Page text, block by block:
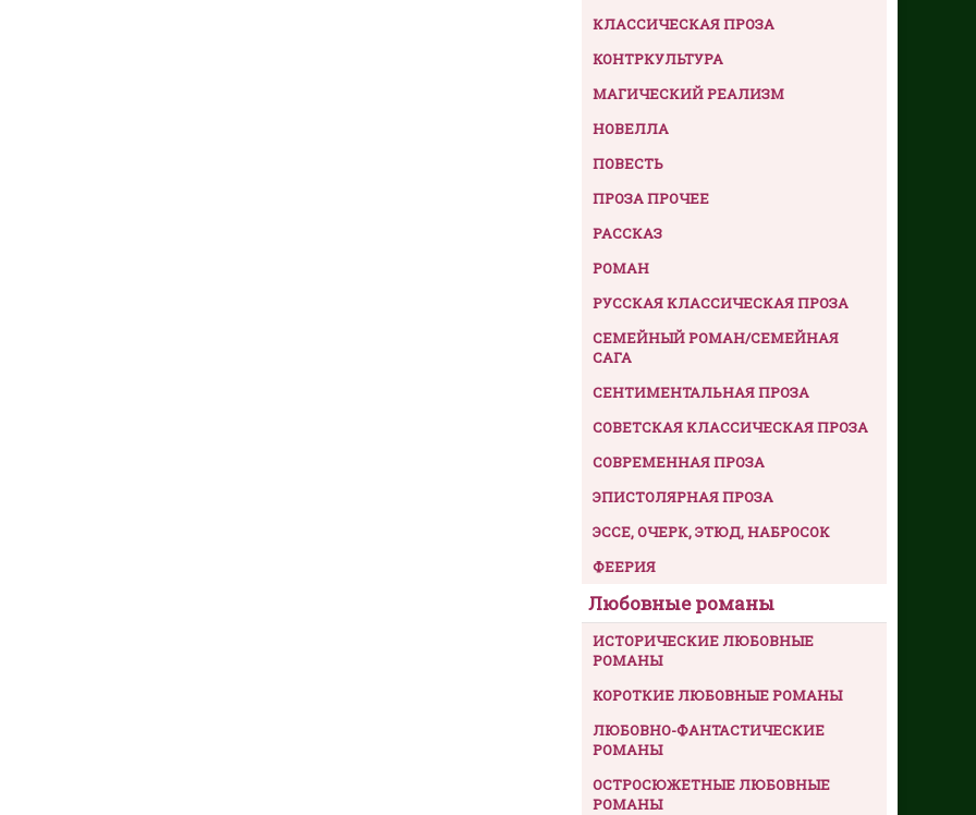
КЛАССИЧЕСКАЯ ПРОЗА
КОНТРКУЛЬТУРА
МАГИЧЕСКИЙ РЕАЛИЗМ
НОВЕЛЛА
ПОВЕСТЬ
ПРОЗА ПРОЧЕЕ
РАССКАЗ
РОМАН
РУССКАЯ КЛАССИЧЕСКАЯ ПРОЗА
СЕМЕЙНЫЙ РОМАН/СЕМЕЙНАЯ
САГА
СЕНТИМЕНТАЛЬНАЯ ПРОЗА
СОВЕТСКАЯ КЛАССИЧЕСКАЯ ПРОЗА
СОВРЕМЕННАЯ ПРОЗА
ЭПИСТОЛЯРНАЯ ПРОЗА
ЭССЕ, ОЧЕРК, ЭТЮД, НАБРОСОК
ФЕЕРИЯ
Любовные романы
ИСТОРИЧЕСКИЕ ЛЮБОВНЫЕ
РОМАНЫ
КОРОТКИЕ ЛЮБОВНЫЕ РОМАНЫ
ЛЮБОВНО-ФАНТАСТИЧЕСКИЕ
РОМАНЫ
ОСТРОСЮЖЕТНЫЕ ЛЮБОВНЫЕ
РОМАНЫ